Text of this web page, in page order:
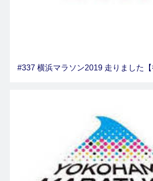
#337 横浜マラソン2019 走りました【